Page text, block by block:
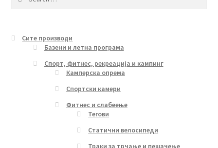
Сите производи
Базени и летна програма
Спорт, фитнес, рекреација и кампинг
Камперска опрема
Спортски камери
Фитнес и слабеење
Тегови
Статични велосипеди